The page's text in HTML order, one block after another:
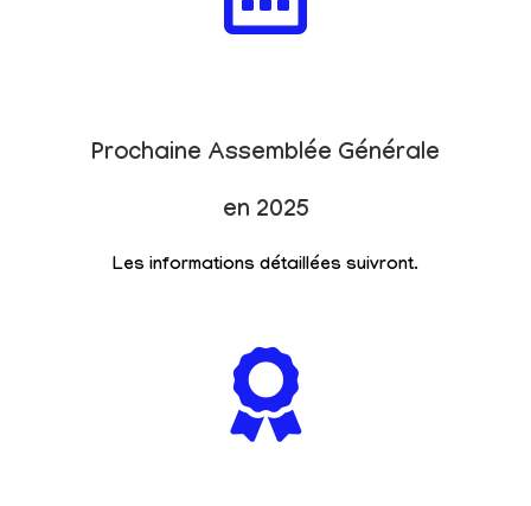
Prochaine Assemblée Générale
en 2025
Les informations détaillées suivront.